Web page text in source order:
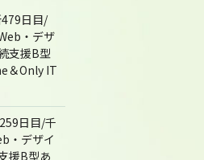
日目/
・デザ
支援B型
＆Only IT
日目/千
・デザイ
援B型あ